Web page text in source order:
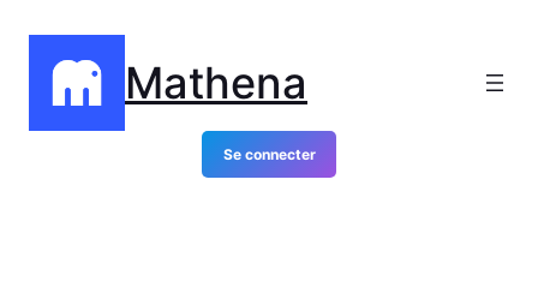
contenu
Mathena
Se connecter